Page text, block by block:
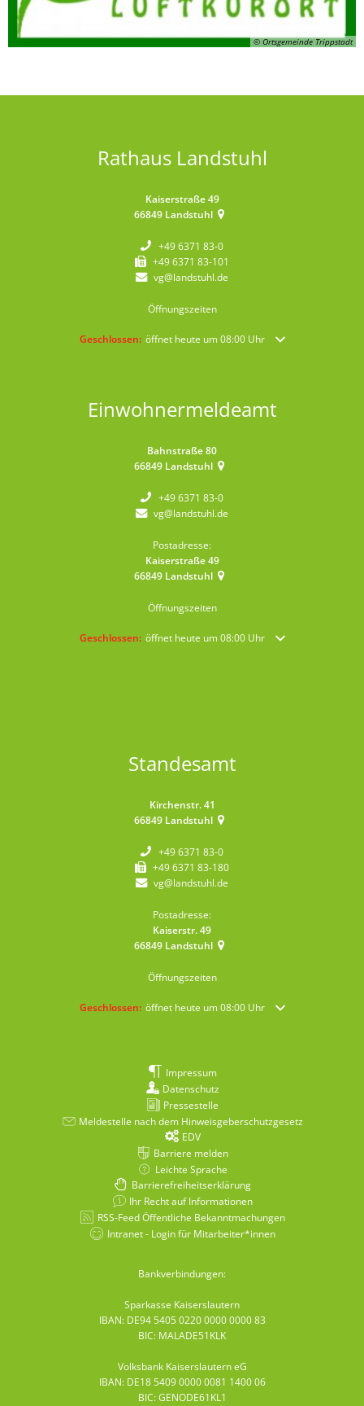
© Ortsgemeinde Trippstadt
Rathaus Landstuhl
Kaiserstraße 49
66849 Landstuhl
+49 6371 83-0
+49 6371 83-101
vg@landstuhl.de
Öffnungszeiten
Klicken, um weitere Öffnungs- oder Schließzeiten
Geschlossen: öffnet heute um 08:00 Uhr
Einwohnermeldeamt
Bahnstraße 80
66849 Landstuhl
+49 6371 83-0
vg@landstuhl.de
Postadresse:
Kaiserstraße 49
66849 Landstuhl
Öffnungszeiten
Klicken, um weitere Öffnungs- oder Schließzeiten
Geschlossen: öffnet heute um 08:00 Uhr
Standesamt
Kirchenstr. 41
66849 Landstuhl
+49 6371 83-0
+49 6371 83-180
vg@landstuhl.de
Postadresse:
Kaiserstr. 49
66849 Landstuhl
Öffnungszeiten
Klicken, um weitere Öffnungs- oder Schließzeiten
Geschlossen: öffnet heute um 08:00 Uhr
Impressum
Datenschutz
Pressestelle
Meldestelle nach dem Hinweisgeberschutzgesetz
EDV
Barriere melden
Leichte Sprache
Barrierefreiheitserklärung
Ihr Recht auf Informationen
RSS-Feed Öffentliche Bekanntmachungen
Intranet - Login für Mitarbeiter*innen
Bankverbindungen:
Sparkasse Kaiserslautern
IBAN: DE94 5405 0220 0000 0000 83
BIC: MALADE51KLK
Volksbank Kaiserslautern eG
IBAN: DE18 5409 0000 0081 1400 06
BIC: GENODE61KL1